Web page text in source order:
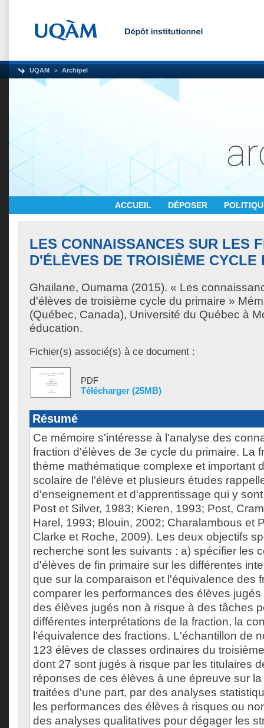
UQAM Archipel
ACCUEIL DÉPOSER
LES CONNAISSANCES SUR LES
D'ÉLÈVES DE TROISIÈME CYCLE
Ghailane, Oumama (2015). « Les
d'élèves de troisième cycle du primaire »
(Québec, Canada), Université du Québec à
éducation.
Fichier(s) associé(s) à ce document :
PDF
Télécharger (25MB)
Résumé
Ce mémoire s'intéresse à l'analyse des
fraction d'élèves de 3e cycle du primaire. La
thème mathématique complexe et important
scolaire de l'élève et plusieurs études
d'enseignement et d'apprentissage qui y
Post et Silver, 1983; Kieren, 1993; Post,
Harel, 1993; Blouin, 2002; Charalambous et
Clarke et Roche, 2009). Les deux objectifs
recherche sont les suivants : a) spécifier les
d'élèves de fin primaire sur les différentes
que sur la comparaison et l'équivalence des
comparer les performances des élèves
des élèves jugés non à risque à des tâches
différentes interprétations de la fraction, la
l'équivalence des fractions. L'échantillon de
123 élèves de classes ordinaires du
dont 27 sont jugés à risque par les titulaires
réponses de ces élèves à une épreuve sur
traitées d'une part, par des analyses
les performances des élèves à risques ou
des analyses qualitatives pour dégager les